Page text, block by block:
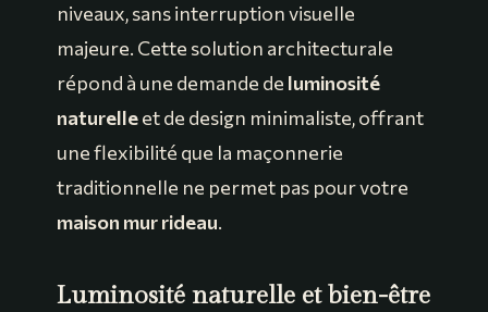
niveaux, sans interruption visuelle
majeure. Cette solution architecturale
répond à une demande de luminosité
naturelleet de design minimaliste, offrant
une flexibilité que la maçonnerie
traditionnelle ne permet pas pour votre
maison mur rideau.
Luminosité naturelle et bien-être